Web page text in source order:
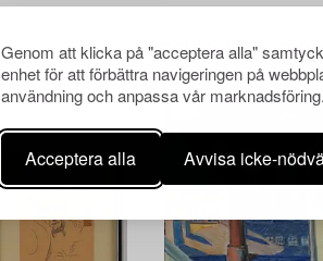
Genom att klicka på "acceptera alla"
enhet för att förbättra navigeringen på
användning och anpassa vår marknadsföring.
Acceptera alla Avvisa icke-
Andra har